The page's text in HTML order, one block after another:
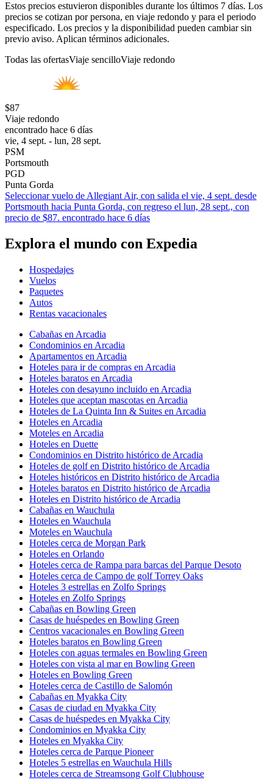
Estos precios estuvieron disponibles durante los últimos 7 días. Los
precios se cotizan por persona, en viaje redondo y para el periodo
especificado. Los precios y la disponibilidad pueden cambiar sin
previo aviso. Aplican términos adicionales.
Todas las ofertasViaje sencilloViaje redondo
$87
Viaje redondo
encontrado hace 6 días
vie, 4 sept. - lun, 28 sept.
PSM
Portsmouth
PGD
Punta Gorda
Seleccionar vuelo de Allegiant Air, con salida el vie, 4 sept. desde
Portsmouth hacia Punta Gorda, con regreso el lun, 28 sept., con
precio de $87. encontrado hace 6 días
Explora el mundo con Expedia
Hospedajes
Vuelos
Paquetes
Autos
Rentas vacacionales
Cabañas en Arcadia
Condominios en Arcadia
Apartamentos en Arcadia
Hoteles para ir de compras en Arcadia
Hoteles baratos en Arcadia
Hoteles con desayuno incluido en Arcadia
Hoteles que aceptan mascotas en Arcadia
Hoteles de La Quinta Inn & Suites en Arcadia
Hoteles en Arcadia
Moteles en Arcadia
Hoteles en Duette
Condominios en Distrito histórico de Arcadia
Hoteles de golf en Distrito histórico de Arcadia
Hoteles históricos en Distrito histórico de Arcadia
Hoteles baratos en Distrito histórico de Arcadia
Hoteles en Distrito histórico de Arcadia
Cabañas en Wauchula
Hoteles en Wauchula
Moteles en Wauchula
Hoteles cerca de Morgan Park
Hoteles en Orlando
Hoteles cerca de Rampa para barcas del Parque Desoto
Hoteles cerca de Campo de golf Torrey Oaks
Hoteles 3 estrellas en Zolfo Springs
Hoteles en Zolfo Springs
Cabañas en Bowling Green
Casas de huéspedes en Bowling Green
Centros vacacionales en Bowling Green
Hoteles baratos en Bowling Green
Hoteles con aguas termales en Bowling Green
Hoteles con vista al mar en Bowling Green
Hoteles en Bowling Green
Hoteles cerca de Castillo de Salomón
Cabañas en Myakka City
Casas de ciudad en Myakka City
Casas de huéspedes en Myakka City
Condominios en Myakka City
Hoteles en Myakka City
Hoteles cerca de Parque Pioneer
Hoteles 5 estrellas en Wauchula Hills
Hoteles cerca de Streamsong Golf Clubhouse